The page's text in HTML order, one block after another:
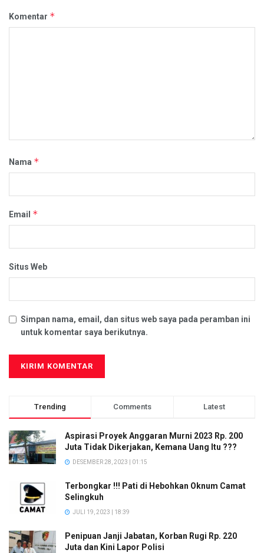
Komentar *
Nama *
Email *
Situs Web
Simpan nama, email, dan situs web saya pada peramban ini
untuk komentar saya berikutnya.
Trending Comments Latest
Aspirasi Proyek Anggaran Murni 2023 Rp. 200
Juta Tidak Dikerjakan, Kemana Uang Itu ???
DESEMBER 28, 2023 | 01:15
Terbongkar !!! Pati di Hebohkan Oknum Camat
Selingkuh
JULI 19, 2023 | 18:39
Penipuan Janji Jabatan, Korban Rugi Rp. 220
Juta dan Kini Lapor Polisi